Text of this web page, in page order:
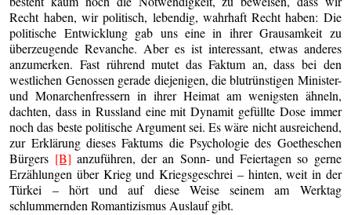
Recht haben, wir politisch, lebendig, wahrhaft Recht haben: Die
politische Entwicklung gab uns eine in ihrer Grausamkeit zu
überzeugende Revanche. Aber es ist interessant, etwas anderes
anzumerken. Fast rührend mutet das Faktum an, dass bei den
westlichen Genossen gerade diejenigen, die blutrünstigen Minister-
und Monarchenfressern in ihrer Heimat am wenigsten ähneln,
dachten, dass in Russland eine mit Dynamit gefüllte Dose immer
noch das beste politische Argument sei. Es wäre nicht ausreichend,
zur Erklärung dieses Faktums die Psychologie des Goetheschen
Bürgers [B] anzuführen, der an Sonn- und Feiertagen so gerne
Erzählungen über Krieg und Kriegsgeschrei – hinten, weit in der
Türkei – hört und auf diese Weise seinem am Werktag
schlummernden Romantizismus Auslauf gibt.